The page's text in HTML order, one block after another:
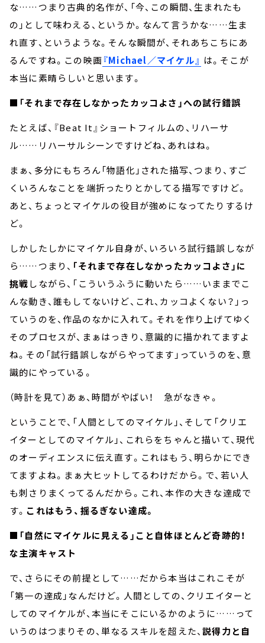
な……つまり古典的名作が、「今、この瞬間、生まれたも
の」として味わえる、というか。なんて言うかな……生ま
れ直す、というような。そんな瞬間が、それあちこちにあ
るんですね。この映画『Michael／マイケル』 は。そこが
本当に素晴らしいと思います。
■「それまで存在しなかったカッコよさ」への試行錯誤
たとえば、『Beat It』ショートフィルムの、リハーサ
ル……リハーサルシーンですけどね、あれはね。
まぁ、多分にもちろん「物語化」された描写、つまり、すご
くいろんなことを端折ったりとかしてる描写ですけど。
あと、ちょっとマイケルの役目が強めになってたりするけ
ど。
しかしたしかにマイケル自身が、いろいろ試行錯誤しなが
ら……つまり、 「それまで存在しなかったカッコよさ」に
挑戦しながら、「こういうふうに動いたら……いままでこ
んな動き、誰もしてないけど、これ、カッコよくない？」っ
ていうのを、作品のなかに入れて。それを作り上げてゆく
そのプロセスが、まぁはっきり、意識的に描かれてますよ
ね。その「試行錯誤しながらやってます」っていうのを、意
識的にやっている。
（時計を見て）あぁ、時間がやばい！ 急がなきゃ。
ということで、「人間としてのマイケル」、そして「クリエ
イターとしてのマイケル」、これらをちゃんと描いて、現代
のオーディエンスに伝え直す。これはもう、明らかにでき
てますよね。まぁ大ヒットしてるわけだから。で、若い人
も刺さりまくってるんだから。これ、本作の大きな達成で
す。 これはもう、揺るぎない達成。
■「自然にマイケルに見える」こと自体ほとんど奇跡的！
な主演キャスト
で、さらにその前提として……だから本当はこれこそが
「第一の達成」なんだけど。人間としての、クリエイターと
してのマイケルが、本当にそこにいるかのように……って
いうのはつまりその、単なるスキルを超えた、説得力と自